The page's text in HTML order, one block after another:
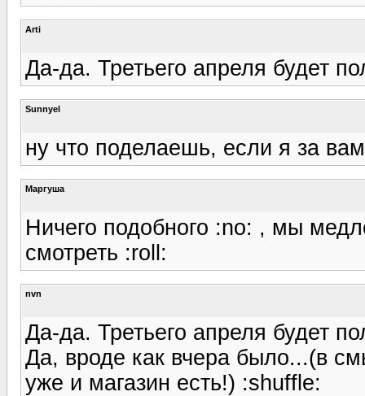
Arti
Да-да. Третьего апреля будет
Sunnyel
ну что поделаешь, если я за
Маргуша
Ничего подобного :no: , мы
смотреть :roll:
nvn
Да-да. Третьего апреля будет
Да, вроде как вчера было...(в
уже и магазин есть!) :shuffle: